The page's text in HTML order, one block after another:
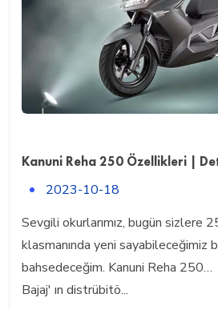
Kanuni Reha 250 Özellikleri |
2023-10-18
Sevgili okurlarımız, bugün sizlere
klasmanında yeni
bahsedeceğim. Kanuni Reha 250…
Bajaj' ın distrübitö...